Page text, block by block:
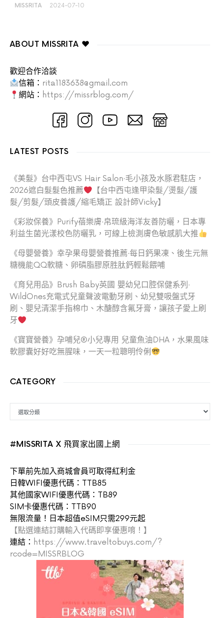
MISSRITA 2024-07-10
ABOUT MISSRITA ♥
歡迎合作洽談
信箱： rita1183638@gmail.com
網站： https://missrblog.com/
LATEST POSTS
《美髮》台中西屯VS Hair Salon‧毛小孩及水豚君駐店，
2026遮白髮髮色推薦
【台中西屯逢甲染髮/燙髮/護
髮/剪髮/頭皮養護/縮毛矯正 設計師Vicky】
《彩妝保養》Purify蓓樂膚‧帛琉級海洋友善防曬，日本專
利益生菌光漾校色防曬乳，可線上檢測膚色敏感肌大推
《母嬰營養》幸孕果母嬰營養推薦‧每日鈣果凍、後生元無
糖機能QQ軟糖、卵磷脂膠原胜肽鈣輕鬆餵哺
《育兒用品》Brush Baby英國 嬰幼兒口腔保健系列‧
WildOnes充電式兒童聲波電動牙刷、幼兒雙吸盤式牙
刷、嬰兒清潔手指棉巾、木醣醇含氟牙膏，讓孩子愛上刷
牙
《寶寶營養》孕哺兒®小兒專用 兒童魚油DHA，水果風味
軟膠囊好好吃無腥味，一天一粒聰明伶俐
CATEGORY
#MISSRITA X 飛買家出國上網
下單前先加入商城會員可取得紅利金
日韓WIFI優惠代碼：TTB85
其他國家WIFI優惠代碼：TB89
SIM卡優惠代碼：TTB90
無限流量！日本超值eSIM只需299元起
【點選連結訂購輸入代碼即享優惠唷！】
連結： https://www.traveltobuys.com/?
rcode=MISSRBLOG